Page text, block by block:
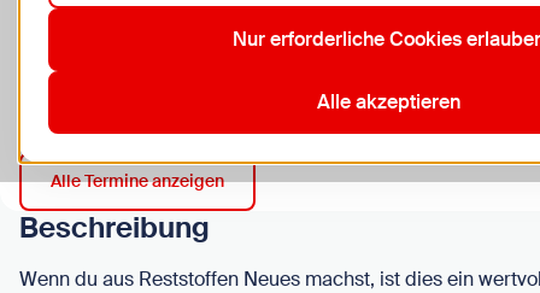
Alle Termine anzeigen
Beschreibung
Wenn du aus Reststoffen Neues machst, ist dies ein
Nur erforderliche Cookies
Alle akzeptieren